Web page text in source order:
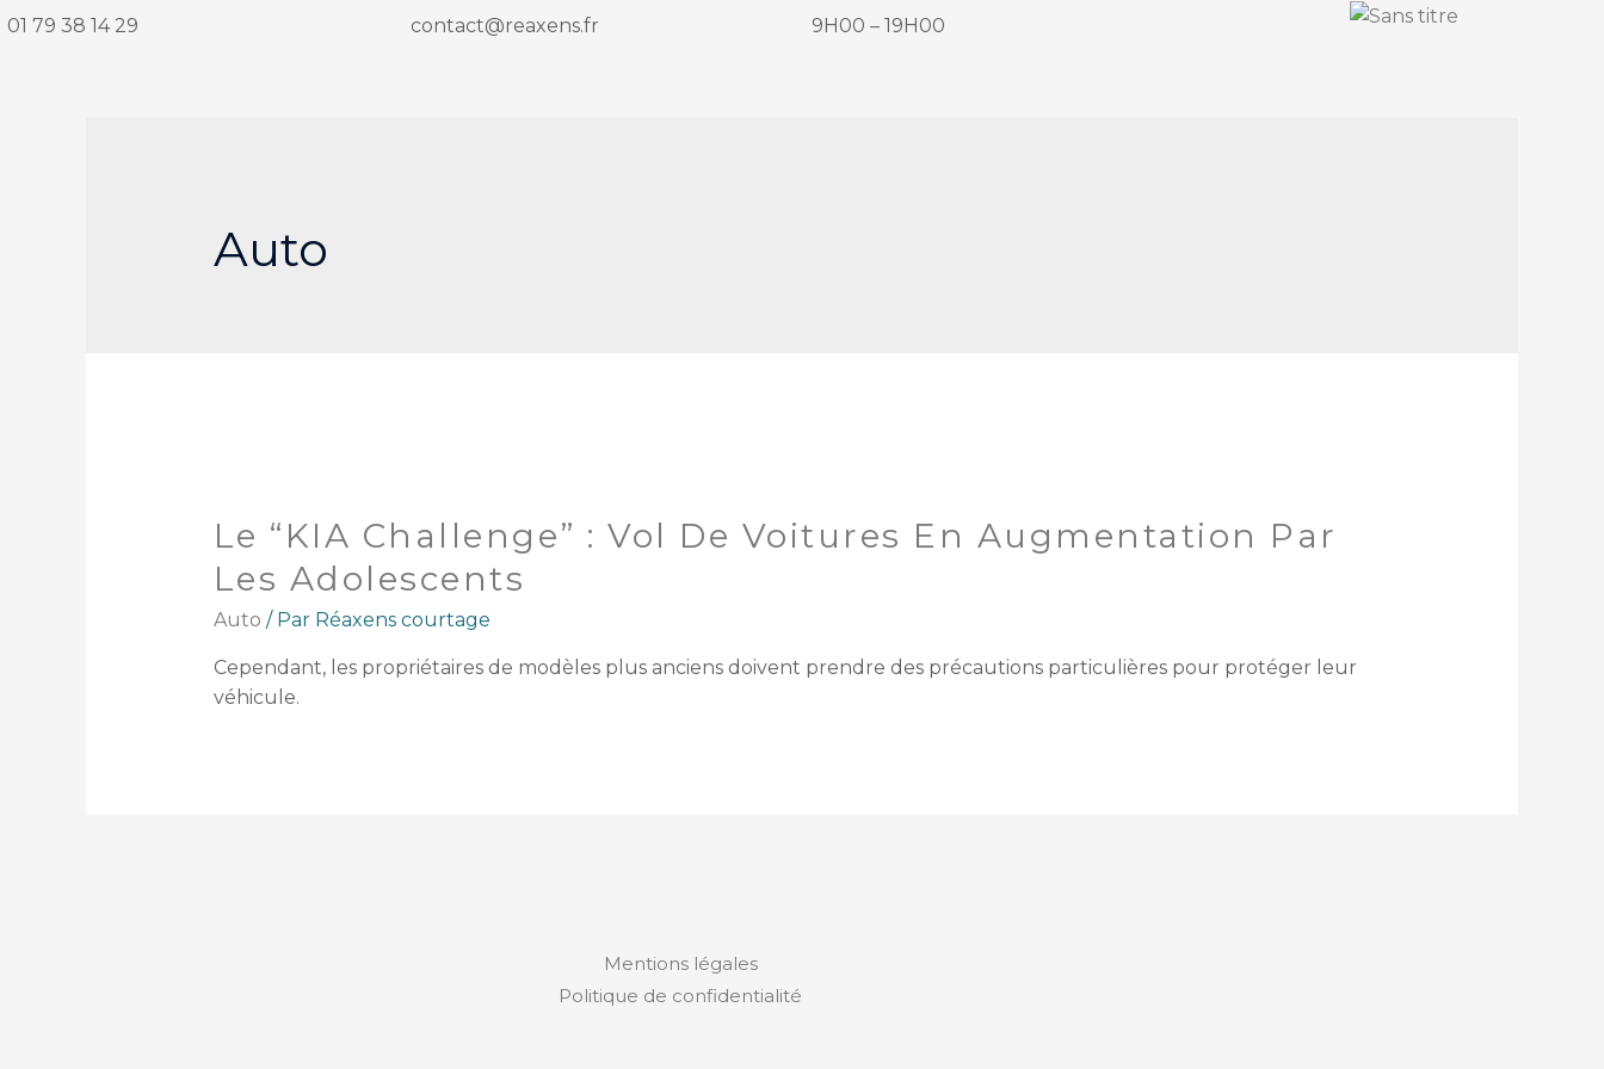
01 79 38 14 29 contact@reaxens.fr 9H00 – 19H00
Auto
Le “KIA Challenge” : Vol De Voitures En Augmentation Par
Les Adolescents
Auto / Par Réaxens courtage
Cependant, les propriétaires de modèles plus anciens doivent prendre des précautions particulières pour protéger leur
véhicule.
Mentions légales
Politique de confidentialité